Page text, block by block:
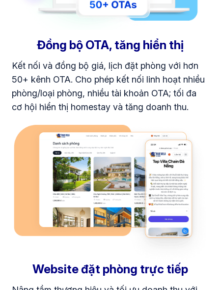
Đồng bộ OTA, tăng hiển thị
Kết nối và đồng bộ giá, lịch đặt phòng với hơn
50+ kênh OTA. Cho phép kết nối linh hoạt nhiều
phòng/loại phòng, nhiều tài khoản OTA; tối đa
cơ hội hiển thị homestay và tăng doanh thu.
Website đặt phòng trực tiếp